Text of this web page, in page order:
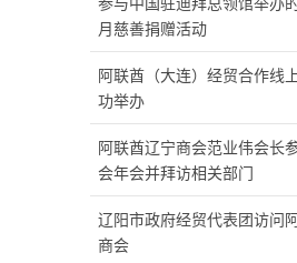
月慈善捐赠活动
阿联酋（大连）经贸合作线
功举办
阿联酋辽宁商会范业伟会长
会年会并拜访相关部门
辽阳市政府经贸代表团访问
商会